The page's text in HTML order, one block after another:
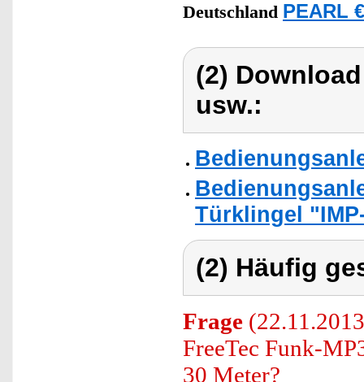
Deutschland PEARL
(2)
usw.:
Türklingel
(2) Häufig
Frage
FreeTec Funk-
30 Meter?